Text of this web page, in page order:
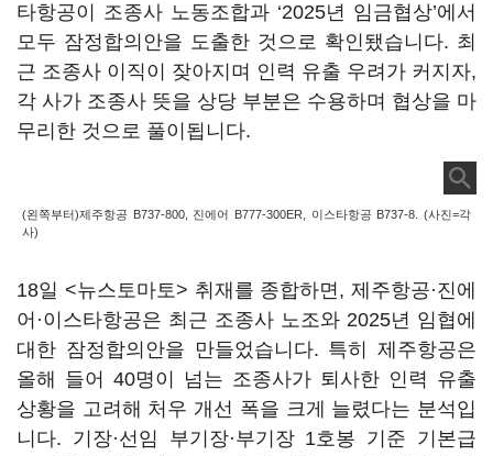
타항공이 조종사 노동조합과 ‘2025년 임금협상’에서
모두 잠정합의안을 도출한 것으로 확인됐습니다. 최
근 조종사 이직이 잦아지며 인력 유출 우려가 커지자,
각 사가 조종사 뜻을 상당 부분은 수용하며 협상을 마
무리한 것으로 풀이됩니다.
(왼쪽부터)제주항공 B737-800, 진에어 B777-300ER, 이스타항공 B737-8. (사진=각
사)
18일 <뉴스토마토> 취재를 종합하면, 제주항공·진에
어·이스타항공은 최근 조종사 노조와 2025년 임협에
대한 잠정합의안을 만들었습니다. 특히 제주항공은
올해 들어 40명이 넘는 조종사가 퇴사한 인력 유출
상황을 고려해 처우 개선 폭을 크게 늘렸다는 분석입
니다. 기장·선임 부기장·부기장 1호봉 기준 기본급